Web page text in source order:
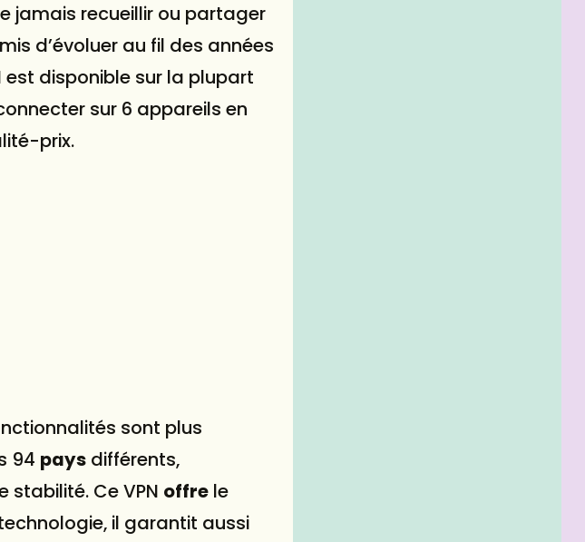
jamais recueillir ou partager
d’évoluer au fil des années
est disponible sur la plupart
sur 6 appareils en
prix.
sont plus
94 pays différents,
stabilité. Ce VPN offre le
il garantit aussi